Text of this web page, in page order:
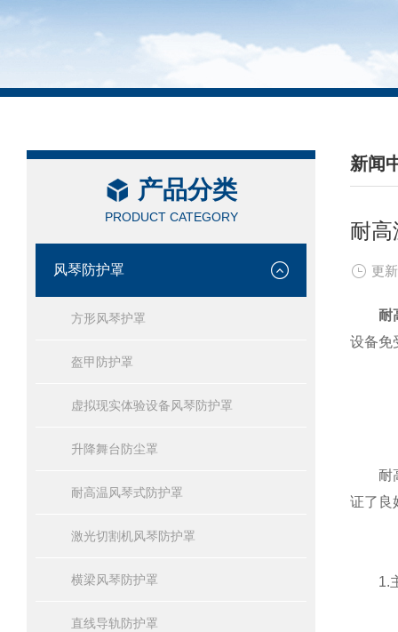
产品分类
PRODUCT CATEGORY
风琴防护罩
方形风琴护罩
盔甲防护罩
虚拟现实体验设备风琴防护罩
升降舞台防尘罩
耐高温风琴式防护罩
激光切割机风琴防护罩
横梁风琴防护罩
直线导轨防护罩
新闻
/
耐
更
耐
设备免
耐高
证了良
1.主